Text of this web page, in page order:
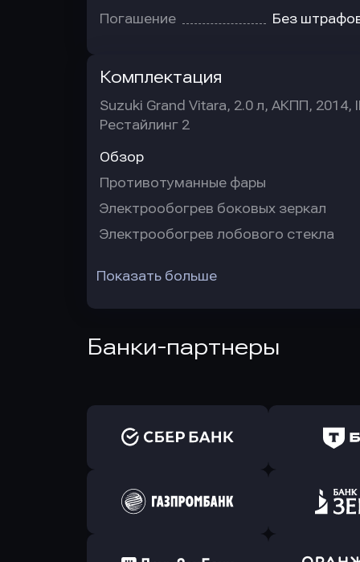
Погашение Без
Комплектация
Suzuki Grand Vitara, 2.0 л, АКПП, 2014, II
Рестайлинг 2
Обзор
Противотуманные фары
Электрообогрев боковых зеркал
Электрообогрев лобового стекла
Показать больше
Банки-партнеры
Оправить заявку
в Сбербанк
в Т-Банк
Оправить заявку